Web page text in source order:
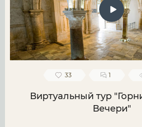
33 1
Виртуальный тур
Вечери"